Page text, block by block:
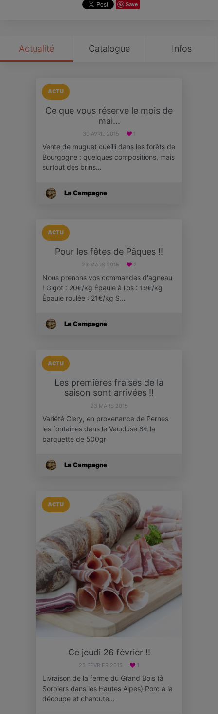
Save
Actualité Catalogue Infos
ACTU
Ce que vous réserve le mois de
mai...
30 AVRIL 2015 1
Vente de muguet cueilli dans les forêts de
Bourgogne : quelques compositions, mais
surtout des brins…
La Campagne
ACTU
Pour les fêtes de Pâques !!
23 MARS 2015 2
Nous prenons vos commandes d'agneau
! Gigot : 20€/kg Épaule à l'os : 19€/kg
Épaule roulée : 21€/kg S…
La Campagne
ACTU
Les premières fraises de la
saison sont arrivées !!
23 MARS 2015
Variété Clery, en provenance de Pernes
les fontaines dans le Vaucluse 8€ la
barquette de 500gr
La Campagne
ACTU
Ce jeudi 26 février !!
25 FÉVRIER 2015 1
Livraison de la ferme du Grand Bois (à
Sorbiers dans les Hautes Alpes) Porc à la
découpe et charcute…